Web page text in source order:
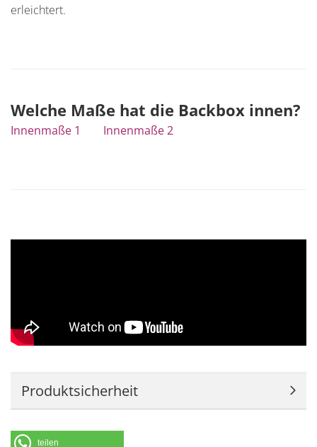
erleichtert.
Welche Maße hat die Backbox innen?
Innenmaße 1 Innenmaße 2
Produktsicherheit
teilen